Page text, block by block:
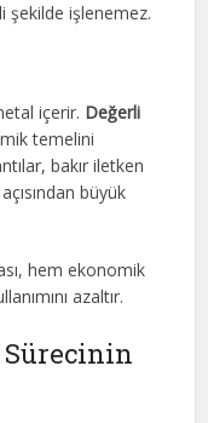
şekilde işlenemez.
içerir. Değerli
temelini
bakır iletken
büyük
hem ekonomik
azaltır.
Sürecinin